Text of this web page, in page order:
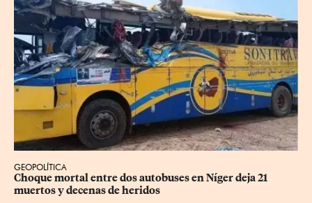
GEOPOLÍTICA
Choque mortal entre dos autobuses en Níger deja 21
muertos y decenas de heridos